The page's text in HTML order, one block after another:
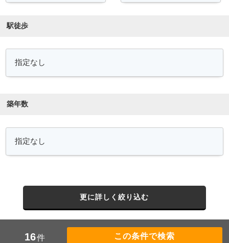
駅徒歩
築年数
更に詳しく絞り込む
16件